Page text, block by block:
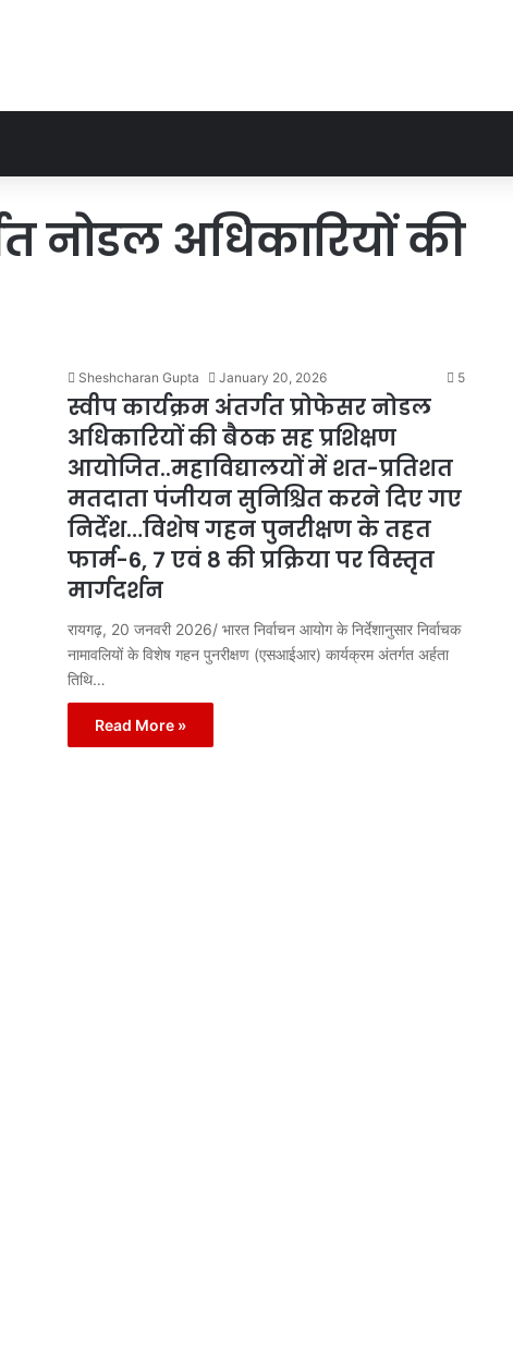
नोडल अधिकारियों की
Sheshcharan Gupta January 20, 2026 5
स्वीप कार्यक्रम अंतर्गत प्रोफेसर नोडल
अधिकारियों की बैठक सह प्रशिक्षण
आयोजित..महाविद्यालयों में शत-प्रतिशत
मतदाता पंजीयन सुनिश्चित करने दिए गए
निर्देश…विशेष गहन पुनरीक्षण के तहत
फार्म-6, 7 एवं 8 की प्रक्रिया पर विस्तृत
मार्गदर्शन
रायगढ़, 20 जनवरी 2026/ भारत निर्वाचन आयोग के निर्देशानुसार निर्वाचक
नामावलियों के विशेष गहन पुनरीक्षण (एसआईआर) कार्यक्रम अंतर्गत अर्हता
तिथि…
Read More »